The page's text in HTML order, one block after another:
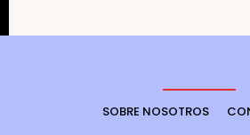
SOBRE NOSOTROS